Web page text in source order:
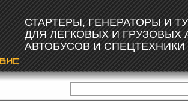
СТАРТЕРЫ, ГЕНЕРАТОРЫ И
ДЛЯ ЛЕГКОВЫХ И ГРУЗОВЫХ
АВТОБУСОВ И СПЕЦТЕХНИКИ